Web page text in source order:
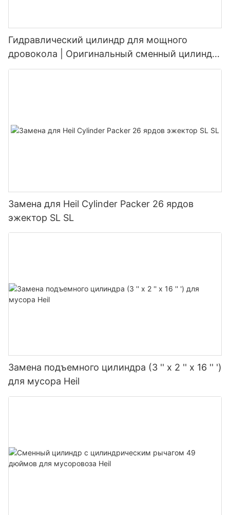
Гидравлический цилиндр для мощного
дровокола | Оригинальный сменный цилиндр
для дровоколов грузоподъемностью от 20 до
Замена для Heil Cylinder Packer 26 ярдов
эжектор SL SL
Замена подъемного цилиндра (3 '' x 2 '' x 16 '' ')
для мусора Heil